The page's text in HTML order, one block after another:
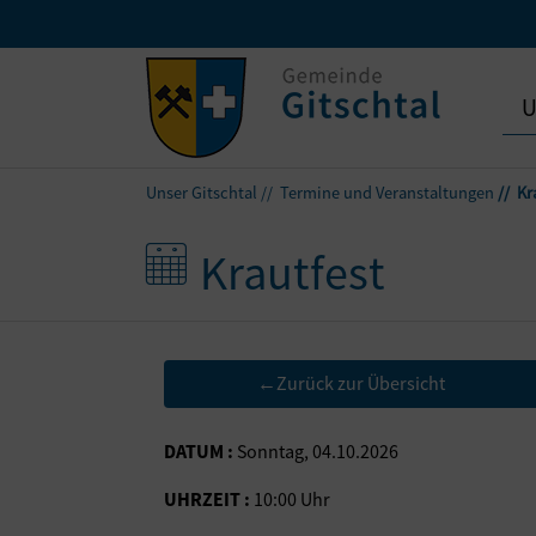
Unser Gitschtal Termine und Veranstaltungen
Krautfest
← Zurück zur Übersicht
DATUM : Sonntag, 04.10.2026
UHRZEIT : 10:00 Uhr